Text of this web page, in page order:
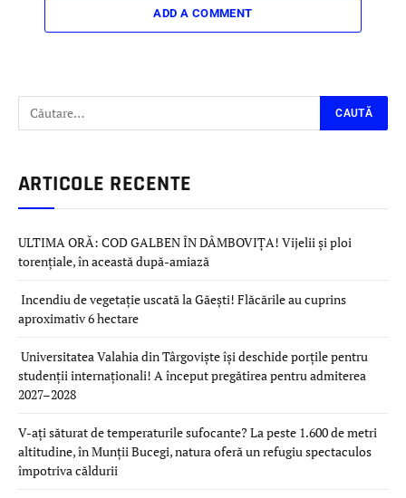
ADD A COMMENT
ARTICOLE RECENTE
ULTIMA ORĂ: COD GALBEN ÎN DÂMBOVIȚA! Vijelii și ploi
torențiale, în această după-amiază
Incendiu de vegetație uscată la Găești! Flăcările au cuprins
aproximativ 6 hectare
Universitatea Valahia din Târgoviște își deschide porțile pentru
studenții internaționali! A început pregătirea pentru admiterea
2027–2028
V-ați săturat de temperaturile sufocante? La peste 1.600 de metri
altitudine, în Munții Bucegi, natura oferă un refugiu spectaculos
împotriva căldurii